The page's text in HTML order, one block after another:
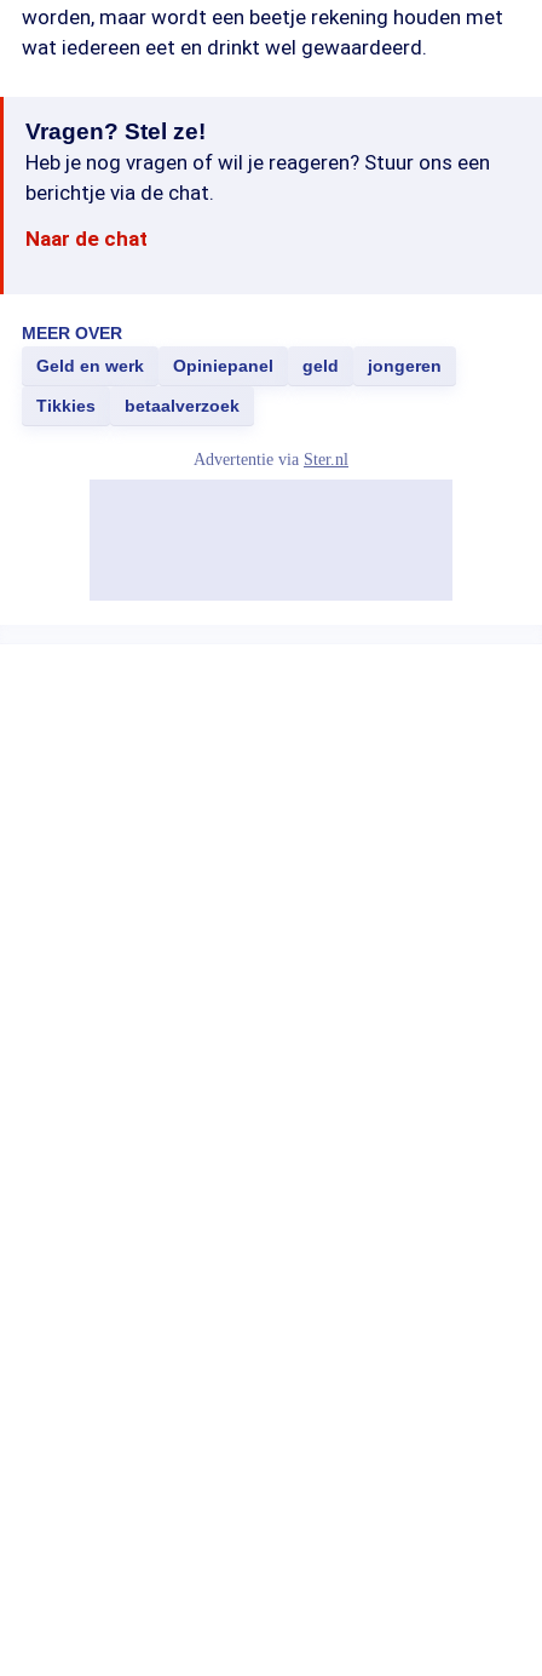
worden, maar wordt een beetje rekening houden met
wat iedereen eet en drinkt wel gewaardeerd.
Vragen? Stel ze!
Heb je nog vragen of wil je reageren? Stuur ons een
berichtje via de chat.
Naar de chat
MEER OVER
Geld en werk
Opiniepanel geld jongeren
Tikkies betaalverzoek
Advertentie via Ster.nl